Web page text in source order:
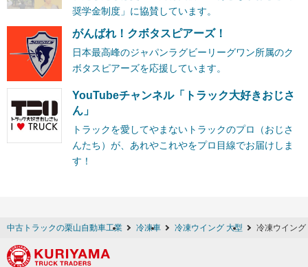
奨学金制度」に協賛しています。
がんばれ！クボタスピアーズ！
日本最高峰のジャパンラグビーリーグワン所属のク
ボタスピアーズを応援しています。
YouTubeチャンネル「トラック大好きおじさ
ん」
トラックを愛してやまないトラックのプロ（おじさ
んたち）が、あれやこれやをプロ目線でお届けしま
す！
中古トラックの栗山自動車工業 冷凍車 冷凍ウイング 大型 冷凍ウイン